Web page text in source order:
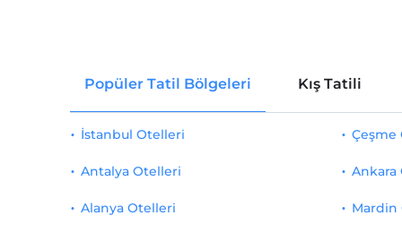
Popüler Tatil Bölgeleri Kış Tatili
İstanbul Otelleri
Antalya Otelleri
Alanya Otelleri
Çeşme
Ankara
Mardin